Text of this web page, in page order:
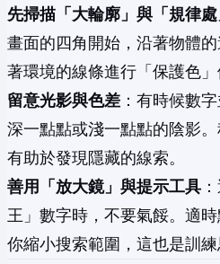
先掃描「大輪廓」與「規律處
畫面的四角開始，沿著物體
著環境的線條進行「保護色」
留意光影與色差 ：有時候數
深一點點或淺一點點的陰影
有助於發現隱藏的線索。
善用「放大鏡」與提示工具
王」數字時，不要氣餒。適
你縮小搜索範圍，這也是訓練